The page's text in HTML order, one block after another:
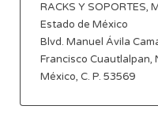
RACKS Y SOPORTES,
Estado de México
Blvd. Manuel Ávila
Francisco Cuautlalpan,
México, C. P. 53569